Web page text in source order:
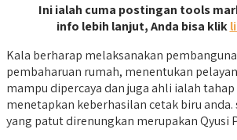
Ini ialah cuma postingan tools
info lebih lanjut, Anda bisa klik
Kala berharap melaksanakan
pembaharuan rumah, menentukan
mampu dipercaya dan juga ahli ialah
menetapkan keberhasilan cetak biru
yang patut direnungkan merupakan Qyusi